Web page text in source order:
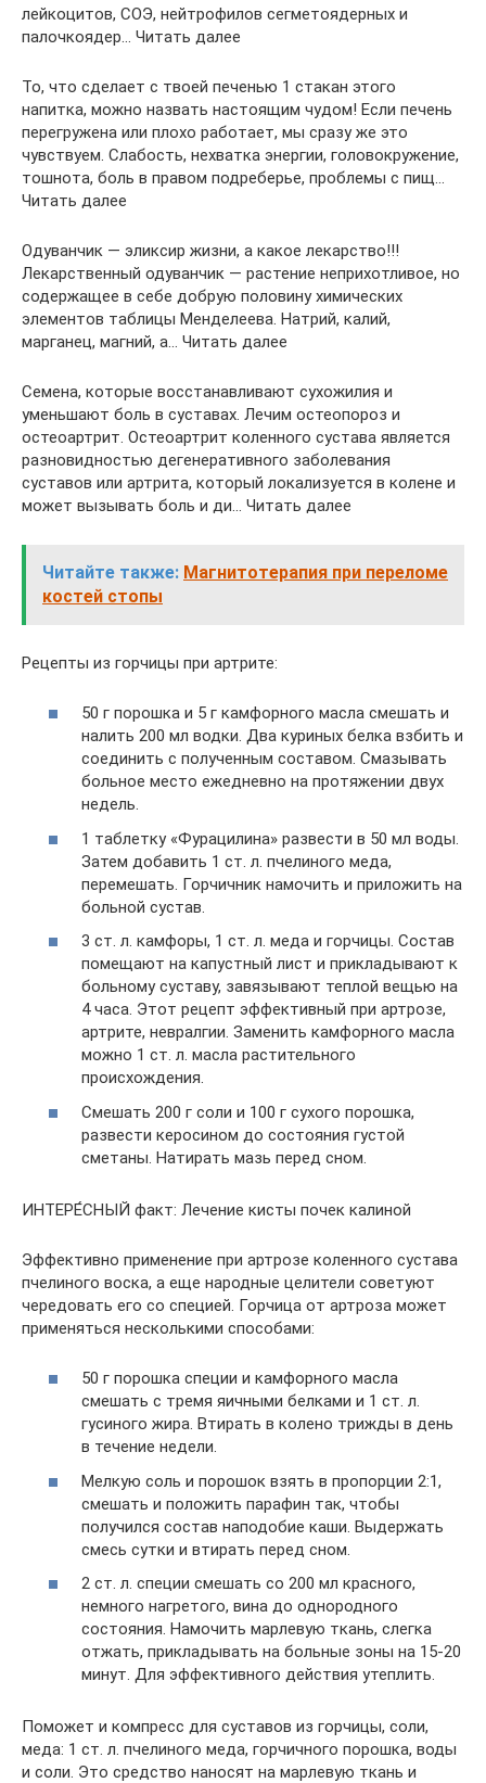
лейкоцитов, СОЭ, нейтрофилов сегметоядерных и
палочкоядер… Читать далее
То, что сделает с твоей печенью 1 стакан этого
напитка, можно назвать настоящим чудом! Если печень
перегружена или плохо работает, мы сразу же это
чувствуем. Слабость, нехватка энергии, головокружение,
тошнота, боль в правом подреберье, проблемы с пищ…
Читать далее
Одуванчик — эликсир жизни, а какое лекарство!!!
Лекарственный одуванчик — растение неприхотливое, но
содержащее в себе добрую половину химических
элементов таблицы Менделеева. Натрий, калий,
марганец, магний, а… Читать далее
Семена, которые восстанавливают сухожилия и
уменьшают боль в суставах. Лечим остеопороз и
остеоартрит. Остеоартрит коленного сустава является
разновидностью дегенеративного заболевания
суставов или артрита, который локализуется в колене и
может вызывать боль и ди… Читать далее
Читайте также: Магнитотерапия при переломе
костей стопы
Рецепты из горчицы при артрите:
50 г порошка и 5 г камфорного масла смешать и
налить 200 мл водки. Два куриных белка взбить и
соединить с полученным составом. Смазывать
больное место ежедневно на протяжении двух
недель.
1 таблетку «Фурацилина» развести в 50 мл воды.
Затем добавить 1 ст. л. пчелиного меда,
перемешать. Горчичник намочить и приложить на
больной сустав.
3 ст. л. камфоры, 1 ст. л. меда и горчицы. Состав
помещают на капустный лист и прикладывают к
больному суставу, завязывают теплой вещью на
4 часа. Этот рецепт эффективный при артрозе,
артрите, невралгии. Заменить камфорного масла
можно 1 ст. л. масла растительного
происхождения.
Смешать 200 г соли и 100 г сухого порошка,
развести керосином до состояния густой
сметаны. Натирать мазь перед сном.
ИНТЕРЕ́СНЫЙ факт: Лечение кисты почек калиной
Эффективно применение при артрозе коленного сустава
пчелиного воска, а еще народные целители советуют
чередовать его со специей. Горчица от артроза может
применяться несколькими способами:
50 г порошка специи и камфорного масла
смешать с тремя яичными белками и 1 ст. л.
гусиного жира. Втирать в колено трижды в день
в течение недели.
Мелкую соль и порошок взять в пропорции 2:1,
смешать и положить парафин так, чтобы
получился состав наподобие каши. Выдержать
смесь сутки и втирать перед сном.
2 ст. л. специи смешать со 200 мл красного,
немного нагретого, вина до однородного
состояния. Намочить марлевую ткань, слегка
отжать, прикладывать на больные зоны на 15-20
минут. Для эффективного действия утеплить.
Поможет и компресс для суставов из горчицы, соли,
меда: 1 ст. л. пчелиного меда, горчичного порошка, воды
и соли. Это средство наносят на марлевую ткань и